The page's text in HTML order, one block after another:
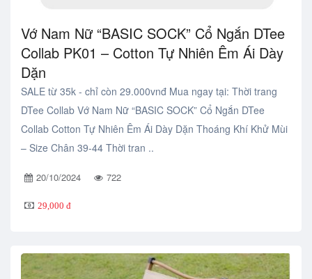
Vớ Nam Nữ “BASIC SOCK” Cổ Ngắn DTee
Collab PK01 – Cotton Tự Nhiên Êm Ái Dày
Dặn
SALE từ 35k - chỉ còn 29.000vnđ Mua ngay tại: Thời trang
DTee Collab Vớ Nam Nữ “BASIC SOCK” Cổ Ngắn DTee
Collab Cotton Tự Nhiên Êm Ái Dày Dặn Thoáng Khí Khử Mùi
– Size Chân 39-44 Thời tran ..
20/10/2024 722
29,000 đ